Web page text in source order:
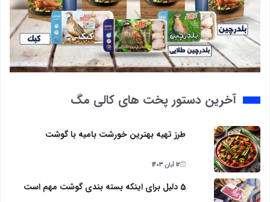
آخرین دستور پخت های کالی مگ
طرز تهیه بهترین خورشت بامیه با گوشت
12 آبان 1403
5 دلیل برای اینکه بسته بندی گوشت مهم است